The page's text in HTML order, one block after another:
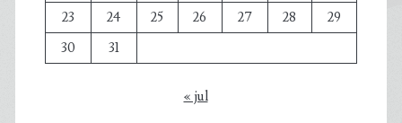
23
24 25 26 27 28
29
30
31
« jul